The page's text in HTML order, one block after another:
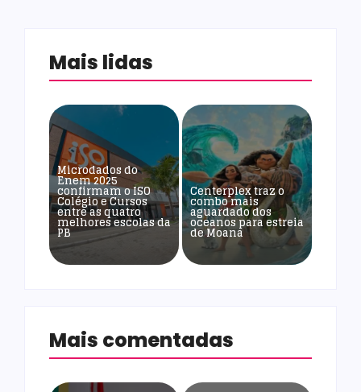
Mais lidas
Microdados do
Enem 2025
confirmam o ISO
Colégio e Cursos
entre as quatro
melhores escolas da
PB
Centerplex traz o
combo mais
aguardado dos
oceanos para estreia
de Moana
Mais comentadas